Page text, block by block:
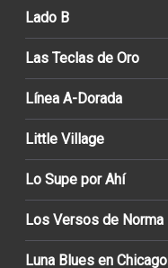
Lado B
Las Teclas de Oro
Línea A-Dorada
Little Village
Lo Supe por Ahí
Los Versos de Norma
Luna Blues en Chicago